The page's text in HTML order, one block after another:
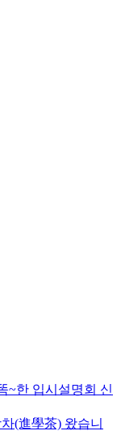
~한 입시설명회 신
(進學茶) 왔습니